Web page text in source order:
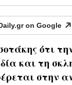
on Google
ότι
και τη
στην